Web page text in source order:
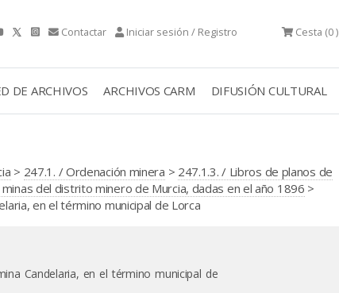
Contactar Iniciar sesión / Registro Cesta (0 )
DE ARCHIVOS ARCHIVOS CARM DIFUSIÓN CULTURAL
> 247.1. / Ordenación minera > 247.1.3. / Libros de planos de
del distrito minero de Murcia, dadas en el año 1896 >
en el término municipal de Lorca
Candelaria, en el término municipal de